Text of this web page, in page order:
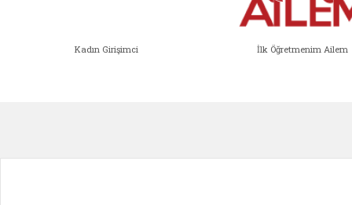
Kadın Girişimci İlk Öğretmenim Ailem